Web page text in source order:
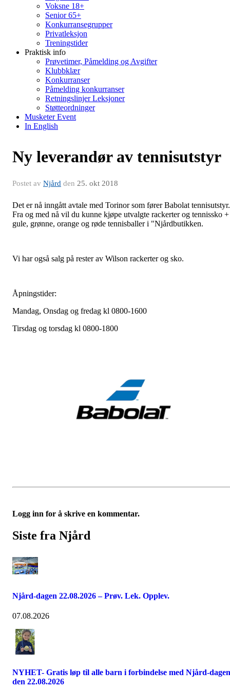
Voksne 18+
Senior 65+
Konkurransegrupper
Privatleksjon
Treningstider
Praktisk info
Prøvetimer, Påmelding og Avgifter
Klubbklær
Konkurranser
Påmelding konkurranser
Retningslinjer Leksjoner
Støtteordninger
Musketer Event
In English
Ny leverandør av tennisutstyr
Postet av Njård den 25. okt 2018
Det er nå inngått avtale med Torinor som fører Babolat tennisutstyr.
Fra og med nå vil du kunne kjøpe utvalgte rackerter og tennissko +
gule, grønne, orange og røde tennisballer i "Njårdbutikken.
Vi har også salg på rester av Wilson rackerter og sko.
Åpningstider:
Mandag, Onsdag og fredag kl 0800-1600
Tirsdag og torsdag kl 0800-1800
Logg inn for å skrive en kommentar.
Siste fra Njård
Njård-dagen 22.08.2026 – Prøv. Lek. Opplev.
07.08.2026
NYHET- Gratis løp til alle barn i forbindelse med Njård-dagen
den 22.08.2026